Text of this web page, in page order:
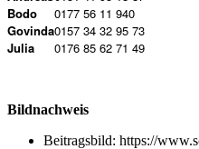
Bodo
0177 56 11 940
Govinda0157 34 32 95 73
Julia
0176 85 62 71 49
Bildnachweis
Beitragsbild: https://